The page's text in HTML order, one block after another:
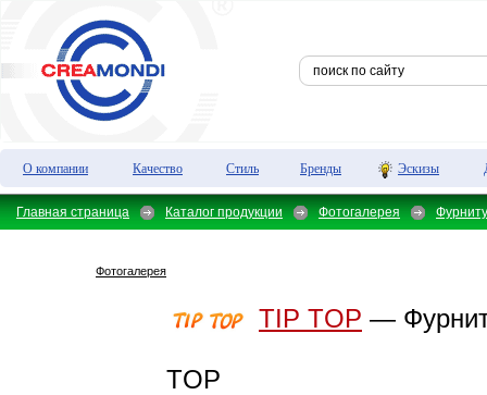
О компании Качество Стиль Бренды Эскизы
Главная страница Каталог продукции Фотогалерея
Фотогалерея
TIP TOP —
TOP